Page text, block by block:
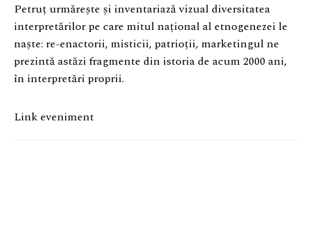
Petruț urmărește și inventariază vizual diversitatea
interpretărilor pe care mitul național al etnogenezei le
naște: re-enactorii, misticii, patrioții, marketingul ne
prezintă astăzi fragmente din istoria de acum 2000 ani,
în interpretări proprii.
Link eveniment